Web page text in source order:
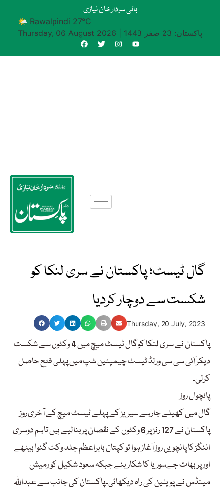
بانی سردار خان نیازی
🌤 Rawalpindi 27°C
Thursday, 06 August 2026
پاکستان: 23 صفر 1448
گال ٹیسٹ؛ پاکستان نے سری لنکا کو
شکست سے دوچار کردیا
Thursday, 20 July, 2023
پاکستان نے سری لنکا کو گال ٹیسٹ میچ میں 4 وکٹوں سے شکست
دیکر آئی سی سی ورلڈ ٹیسٹ چیمپئین شپ میں پہلی فتح حاصل
کرلی۔
پانچواں روز
گال میں کھیلے جارہے سیریز کے پہلے ٹیسٹ میچ کے آخری روز
پاکستان نے 127 رنز پر 6 وکٹوں کے نقصان پر بنالیے ہیں تاہم دوسری
اننگز کا پانچویں روز آغاز ہوا تو کپتان بابراعظم جلد وکٹ گنوا بیٹھے
اور پربھات جےسوریا کا شکار بنے جبکہ سعود شکیل کو رمیش
مینڈس نے پویلین کی راہ دیکھائی۔پاکستان کی جانب سے عبداللہ